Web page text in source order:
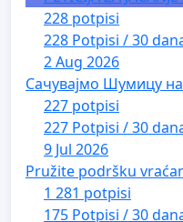
228 potpisi
228 Potpisi / 30
2 Aug 2026
Сачувајмо Шумицу
227 potpisi
227 Potpisi / 30
9 Jul 2026
Pružite podršku
1 281 potpisi
175 Potpisi / 30